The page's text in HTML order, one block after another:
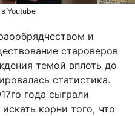
Youtube
и
староверов
темой вплоть до
статистика.
года сыграли
корни того, что